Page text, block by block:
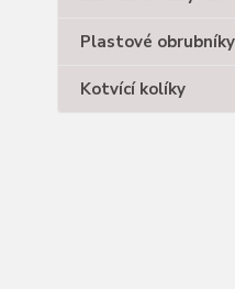
Plastové obrubníky
Kotvící kolíky